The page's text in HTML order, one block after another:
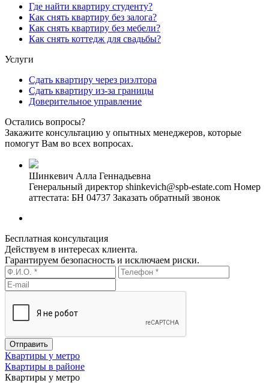
Где найти квартиру студенту?
Как снять квартиру без залога?
Как снять квартиру без мебели?
Как снять коттедж для свадьбы?
Услуги
Сдать квартиру через риэлтора
Сдать квартиру из-за границы
Доверительное управление
Остались вопросы?
Закажите консультацию у опытных менеджеров, которые
помогут Вам во всех вопросах.
Шинкевич Алла Геннадьевна
Генеральный директор shinkevich@spb-estate.com Номер
аттестата: БН 04737 Заказать обратный звонок
Бесплатная консультация
Действуем в интересах клиента.
Гарантируем безопасность и исключаем риски.
Квартиры у метро
Квартиры в районе
Квартиры у метро